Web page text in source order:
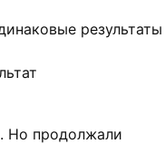
результаты
Но продолжали